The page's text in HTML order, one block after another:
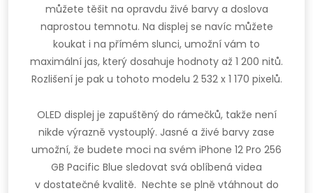
můžete těšit na opravdu živé barvy a doslova
naprostou temnotu. Na displej se navíc můžete
koukat i na přímém slunci, umožní vám to
maximální jas, který dosahuje hodnoty až 1 200 nitů.
Rozlišení je pak u tohoto modelu 2 532 x 1 170 pixelů.
OLED displej je zapuštěný do rámečků, takže není
nikde výrazně vystouplý. Jasné a živé barvy zase
umožní, že budete moci na svém iPhone 12 Pro 256
GB Pacific Blue sledovat svá oblíbená videa
v dostatečné kvalitě. Nechte se plně vtáhnout do